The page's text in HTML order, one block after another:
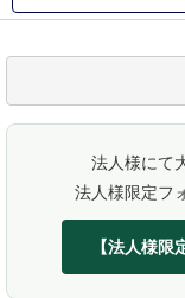
法人様にて
法人様限定フ
【法人様